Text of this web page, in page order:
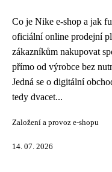
Co je Nike e-shop a jak
oficiální online prodejní
zákazníkům nakupovat
přímo od výrobce bez
Jedná se o digitální
tedy dvacet...
Založení a provoz e-shopu
14. 07. 2026